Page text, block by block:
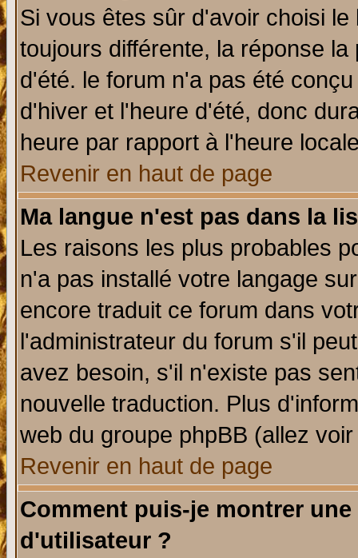
Si vous êtes sûr d'avoir choisi
toujours différente, la réponse
d'été. le forum n'a pas été
d'hiver et l'heure d'été, donc
heure par rapport à l'heure
Revenir en haut de page
Ma langue n'est pas dans la
Les raisons les plus probables
n'a pas installé votre langage
encore traduit ce forum dans
l'administrateur du forum s'il
avez besoin, s'il n'existe pas
nouvelle traduction. Plus
web du groupe phpBB (allez
Revenir en haut de page
Comment puis-je montrer
d'utilisateur ?